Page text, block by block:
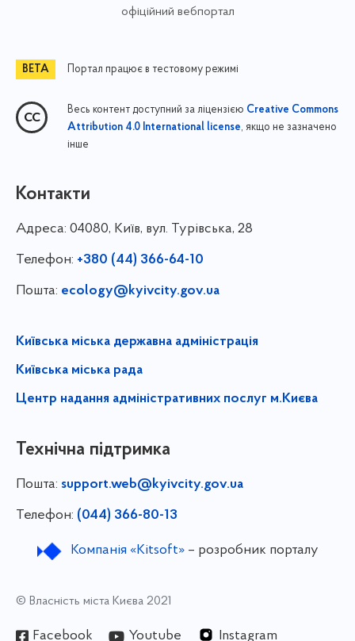
офіційний вебпортал
Портал працює в тестовому режимі
Весь контент доступний за ліцензією Creative Commons
Attribution 4.0 International license, якщо не зазначено
інше
Контакти
Адреса: 04080, Київ, вул. Турівська, 28
Телефон: +380 (44) 366-64-10
Пошта: ecology@kyivcity.gov.ua
Київська міська державна адміністрація
Київська міська рада
Центр надання адміністративних послуг м.Києва
Технічна підтримка
Пошта: support.web@kyivcity.gov.ua
Телефон: (044) 366-80-13
Компанія «Kitsoft»– розробник порталу
© Власність міста Києва 2021
Facebook Youtube Instagram